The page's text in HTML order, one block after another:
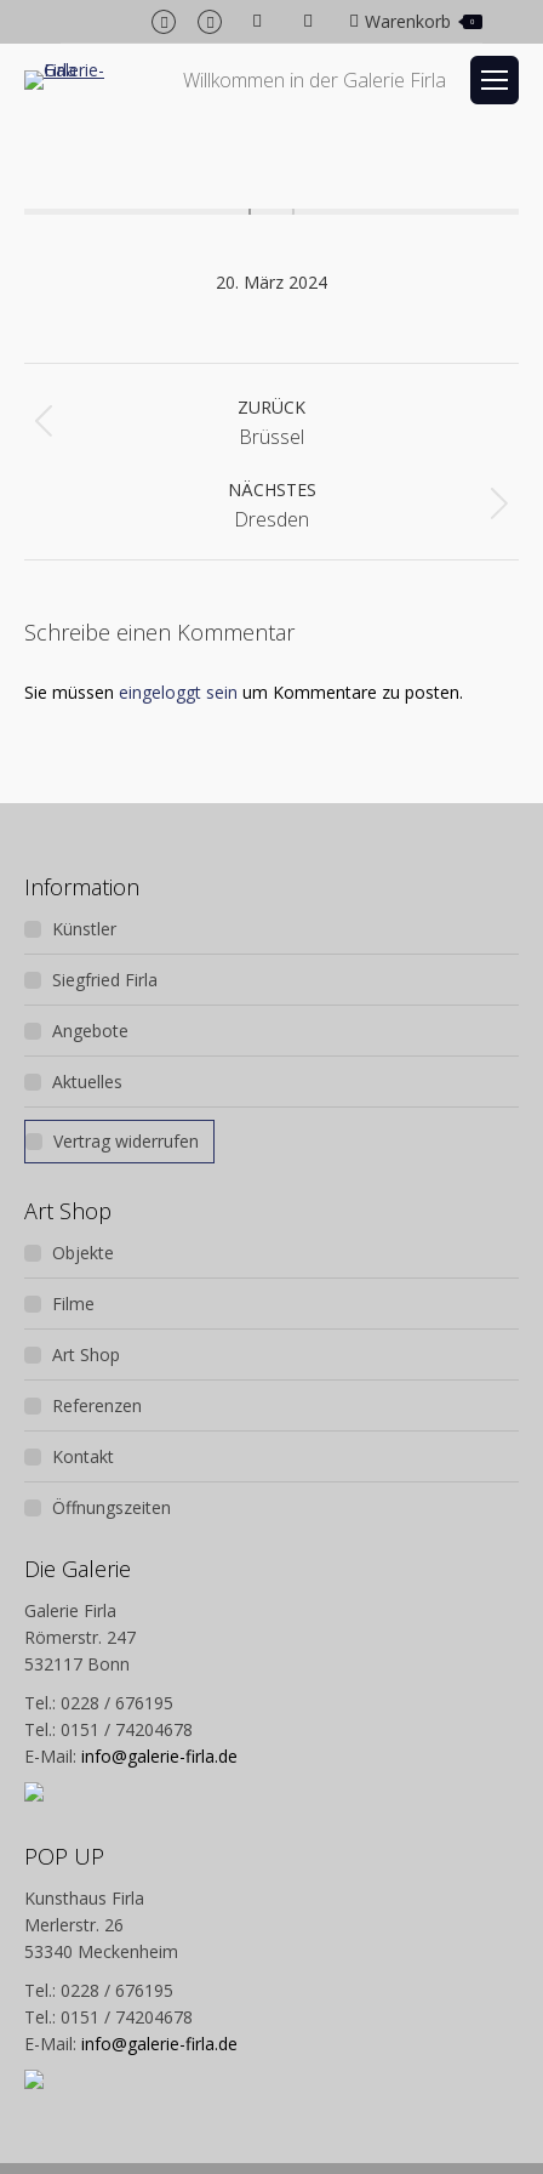
Facebook
page
opens
Instagram
page
opens
in
Warenkorb 0
Willkommen in der Galerie Firla
20. März 2024
Album-
Navigation
ZURÜCK
Vorheriges
Brüssel
NÄCHSTES
Nächstes
Dresden
Schreibe einen Kommentar
Sie müssen eingeloggt sein um Kommentare zu posten.
Information
Künstler
Siegfried Firla
Angebote
Aktuelles
Vertrag widerrufen
Art Shop
Objekte
Filme
Art Shop
Referenzen
Kontakt
Öffnungszeiten
Die Galerie
Galerie Firla
Römerstr. 247
532117 Bonn
Tel.: 0228 / 676195
Tel.: 0151 / 74204678
E-Mail: info@galerie-firla.de
POP UP
Kunsthaus Firla
Merlerstr. 26
53340 Meckenheim
Tel.: 0228 / 676195
Tel.: 0151 / 74204678
E-Mail: info@galerie-firla.de